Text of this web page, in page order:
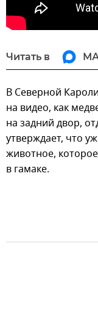
Читать в
В Северной
на видео, как
на задний двор,
утверждает, что
животное,
в гамаке.